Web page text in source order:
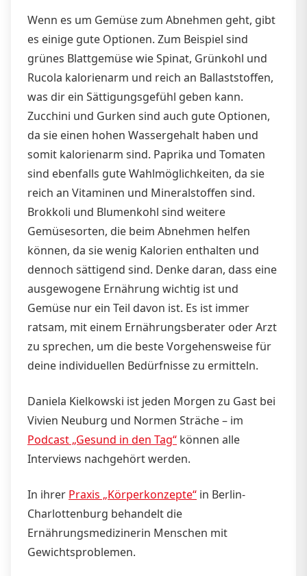
Wenn es um Gemüse zum Abnehmen geht, gibt
es einige gute Optionen. Zum Beispiel sind
grünes Blattgemüse wie Spinat, Grünkohl und
Rucola kalorienarm und reich an Ballaststoffen,
was dir ein Sättigungsgefühl geben kann.
Zucchini und Gurken sind auch gute Optionen,
da sie einen hohen Wassergehalt haben und
somit kalorienarm sind. Paprika und Tomaten
sind ebenfalls gute Wahlmöglichkeiten, da sie
reich an Vitaminen und Mineralstoffen sind.
Brokkoli und Blumenkohl sind weitere
Gemüsesorten, die beim Abnehmen helfen
können, da sie wenig Kalorien enthalten und
dennoch sättigend sind. Denke daran, dass eine
ausgewogene Ernährung wichtig ist und
Gemüse nur ein Teil davon ist. Es ist immer
ratsam, mit einem Ernährungsberater oder Arzt
zu sprechen, um die beste Vorgehensweise für
deine individuellen Bedürfnisse zu ermitteln.
Daniela Kielkowski ist jeden Morgen zu Gast bei
Vivien Neuburg und Normen Sträche – im
Podcast „Gesund in den Tag“ können alle
Interviews nachgehört werden.
In ihrer Praxis „Körperkonzepte“ in Berlin-
Charlottenburg behandelt die
Ernährungsmedizinerin Menschen mit
Gewichtsproblemen.